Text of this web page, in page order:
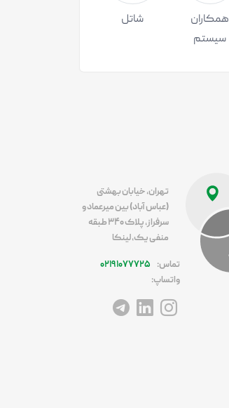
همکاران
سیستم
شاتل
تهران، خیابان بهشتی
(عباس آباد) بین میرعماد و
سرفراز، پلاک ۳۴۰ طبقه
منفی یک، لینکا
تماس:
۰۲۱۹۱۰۷۷۷۲۵
واتساپ:
آدرس اینستاگرام
آدرس لینکداین
آدرس تلگرام